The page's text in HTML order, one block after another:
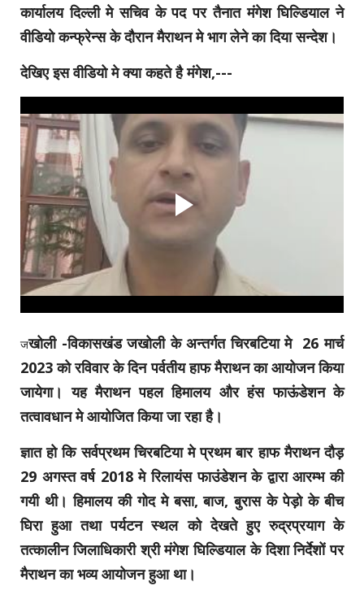
कार्यालय दिल्ली मे सचिव के पद पर तैनात मंगेश घिल्डियाल ने
वीडियो कन्फ्रेन्स के दौरान मैराथन मे भाग लेने का दिया सन्देश।
देखिए इस वीडियो मे क्या कहते है मंगेश,---
जखोली -विकासखंड जखोली के अन्तर्गत चिरबटिया मे 26 मार्च
2023 को रविवार के दिन पर्वतीय हाफ मैराथन का आयोजन किया
जायेगा। यह मैराथन पहल हिमालय और हंस फाऊंडेशन के
तत्वावधान मे आयोजित किया जा रहा है।
ज्ञात हो कि सर्वप्रथम चिरबटिया मे प्रथम बार हाफ मैराथन दौड़
29 अगस्त वर्ष 2018 मे रिलायंस फाउंडेशन के द्वारा आरम्भ की
गयी थी। हिमालय की गोद मे बसा, बाज, बुरास के पेड़ो के बीच
घिरा हुआ तथा पर्यटन स्थल को देखते हुए रुद्रप्रयाग के
तत्कालीन जिलाधिकारी श्री मंगेश घिल्डियाल के दिशा निर्देशों पर
मैराथन का भव्य आयोजन हुआ था।